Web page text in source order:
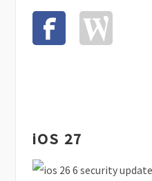
iOS 27